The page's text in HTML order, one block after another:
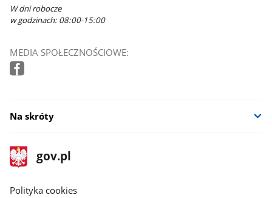
W dni robocze
w godzinach: 08:00-15:00
MEDIA SPOŁECZNOŚCIOWE:
Na skróty
stopka
gov.pl
Strona
gov.pl
gov.pl
Polityka cookies